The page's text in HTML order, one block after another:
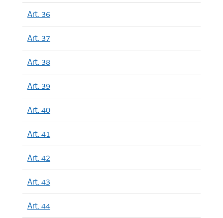
Art. 36
Art. 37
Art. 38
Art. 39
Art. 40
Art. 41
Art. 42
Art. 43
Art. 44